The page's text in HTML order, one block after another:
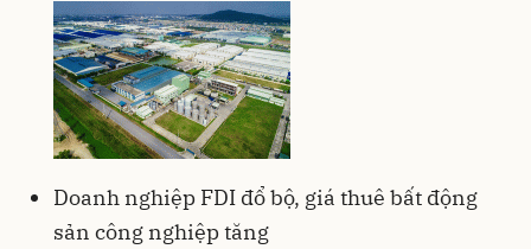
Doanh nghiệp FDI đổ bộ, giá thuê bất động
sản công nghiệp tăng